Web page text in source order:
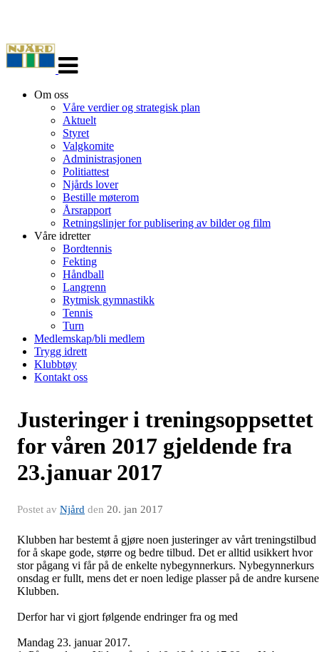
navigasjon
Om oss
Våre verdier og strategisk plan
Aktuelt
Styret
Valgkomite
Administrasjonen
Politiattest
Njårds lover
Bestille møterom
Årsrapport
Retningslinjer for publisering av bilder og film
Våre idretter
Bordtennis
Fekting
Håndball
Langrenn
Rytmisk gymnastikk
Tennis
Turn
Medlemskap/bli medlem
Trygg idrett
Klubbtøy
Kontakt oss
Justeringer i treningsoppsettet
for våren 2017 gjeldende fra
23.januar 2017
Postet av Njård den 20. jan 2017
Klubben har bestemt å gjøre noen justeringer av vårt treningstilbud
for å skape gode, større og bedre tilbud. Det er alltid usikkert hvor
stor pågang vi får på de enkelte nybegynnerkurs. Nybegynnerkurs
onsdag er fullt, mens det er noen ledige plasser på de andre
Klubben.
Derfor har vi gjort følgende endringer fra og med
Mandag 23. januar 2017.